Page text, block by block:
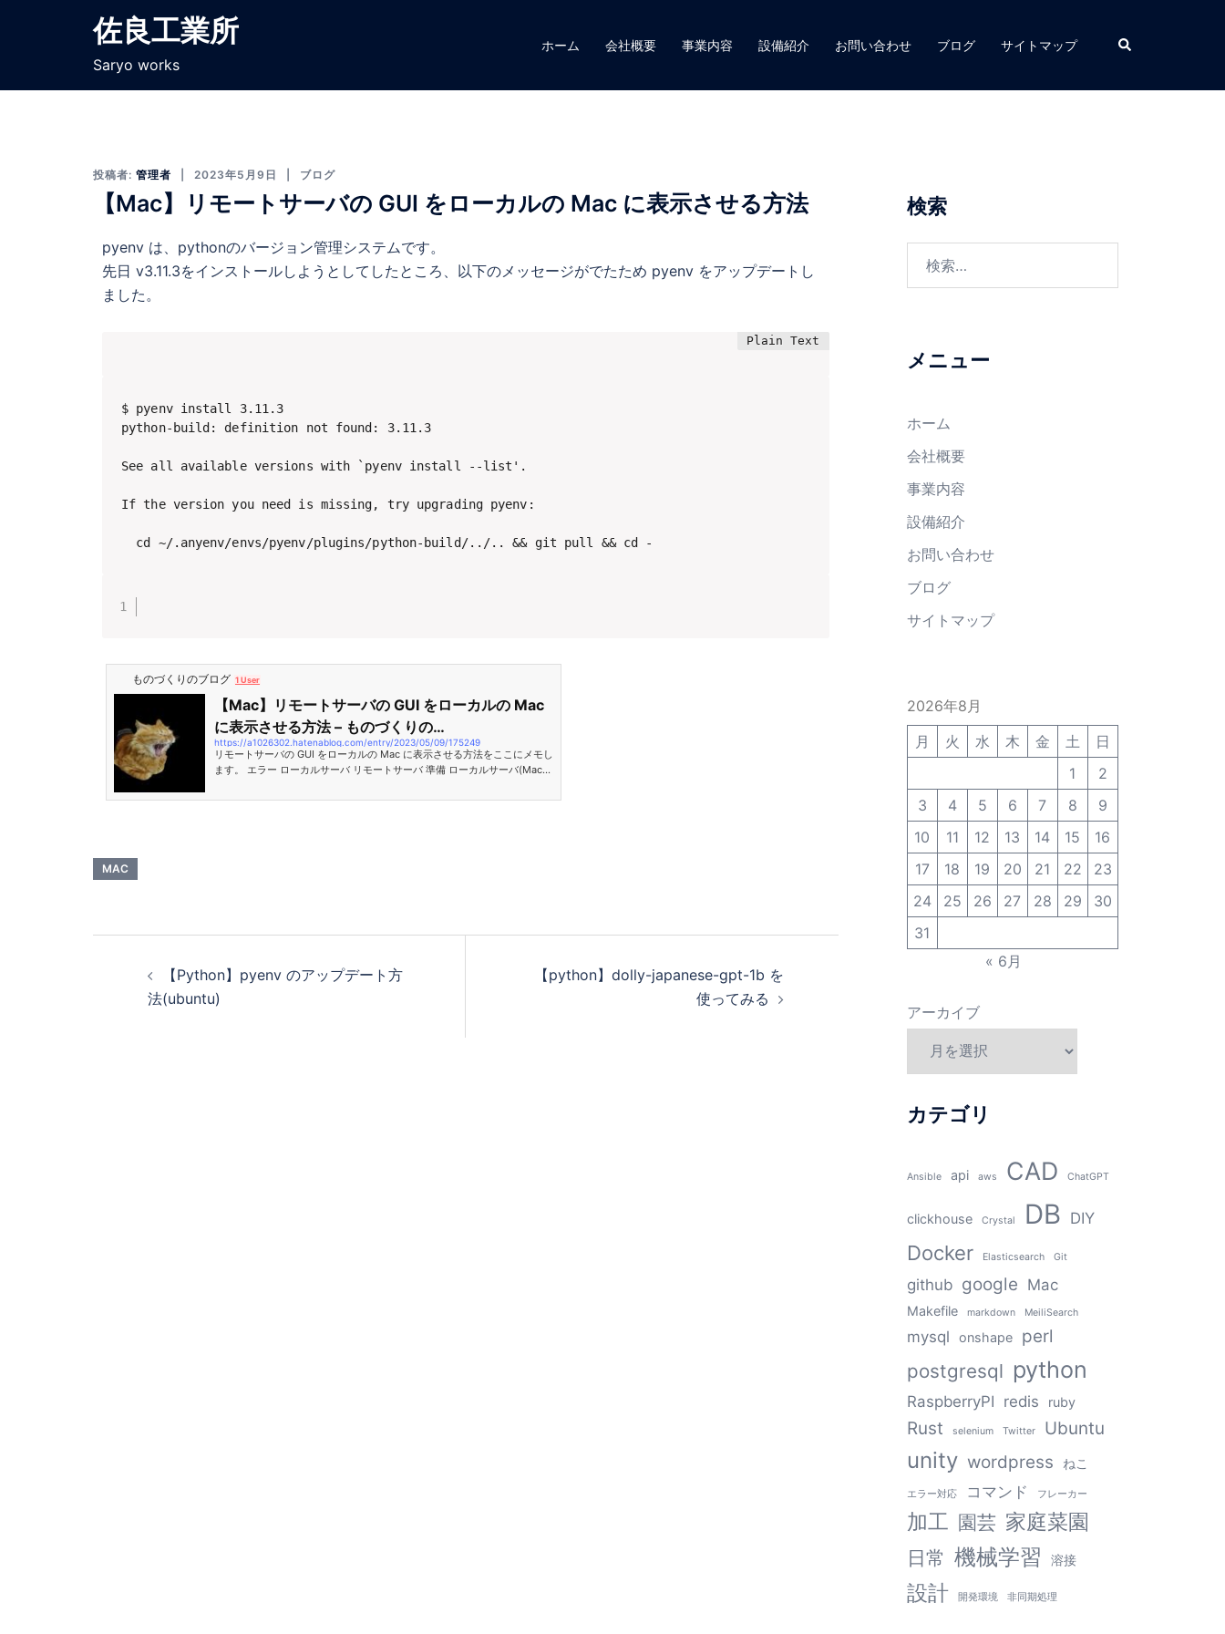
佐良工業所
Saryo works
ホーム 会社概要 事業内容 設備紹介 お問い合わせ ブログ サイトマップ
投稿者: 管理者 2023年5月9日 ブログ
【Mac】リモートサーバの GUI をローカルの Mac に表示させる方法
pyenv は、pythonのバージョン管理システムです。
先日 v3.11.3をインストールしようとしてしたところ、以下のメッセージがでたため pyenv をアップデートし
ました。
$ pyenv install 3.11.3
python-build: definition not found: 3.11.3
See all available versions with `pyenv install --list'.
If the version you need is missing, try upgrading pyenv:
  cd ~/.anyenv/envs/pyenv/plugins/python-build/../.. && git pull && cd -
ものづくりのブログ 1 User
【Mac】リモートサーバの GUI をローカルの Mac
に表示させる方法 – ものづくりの…
https://a1026302.hatenablog.com/entry/2023/05/09/175249
リモートサーバの GUI をローカルの Mac に表示させる方法をここにメモし
ます。 エラー ローカルサーバ リモートサーバ 準備 ローカルサーバ(Mac)
認 動作確認 エラー 準備なしで、Macからリモートサーバに接続し、接続先
MAC
【Python】pyenv のアップデート方
法(ubuntu)
【python】dolly-japanese-gpt-1b を
使ってみる
検索
メニュー
ホーム
会社概要
事業内容
設備紹介
お問い合わせ
ブログ
サイトマップ
2026年8月
月
火 水 木 金 土
日
1
2
3
4 5 6 7 8
9
10
11 12 13 14 15
16
17
18 19 20 21 22
23
24
25 26 27 28 29
30
31
« 6月
アーカイブ
カテゴリ
Ansible api aws CAD ChatGPT
clickhouse Crystal DB DIY
Docker Elasticsearch Git
github google Mac
Makefile markdown MeiliSearch
mysql onshape perl
postgresql python
RaspberryPI redis ruby
Rust selenium Twitter Ubuntu
unity wordpress ねこ
エラー対応 コマンド フレーカー
加工 園芸 家庭菜園
日常 機械学習 溶接
設計 開発環境 非同期処理